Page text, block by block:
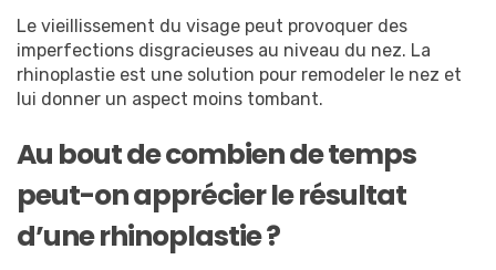
Le vieillissement du visage peut provoquer des
imperfections disgracieuses au niveau du nez. La
rhinoplastie est une solution pour remodeler le nez et
lui donner un aspect moins tombant.
Au bout de combien de temps
peut-on apprécier le résultat
d’une rhinoplastie ?